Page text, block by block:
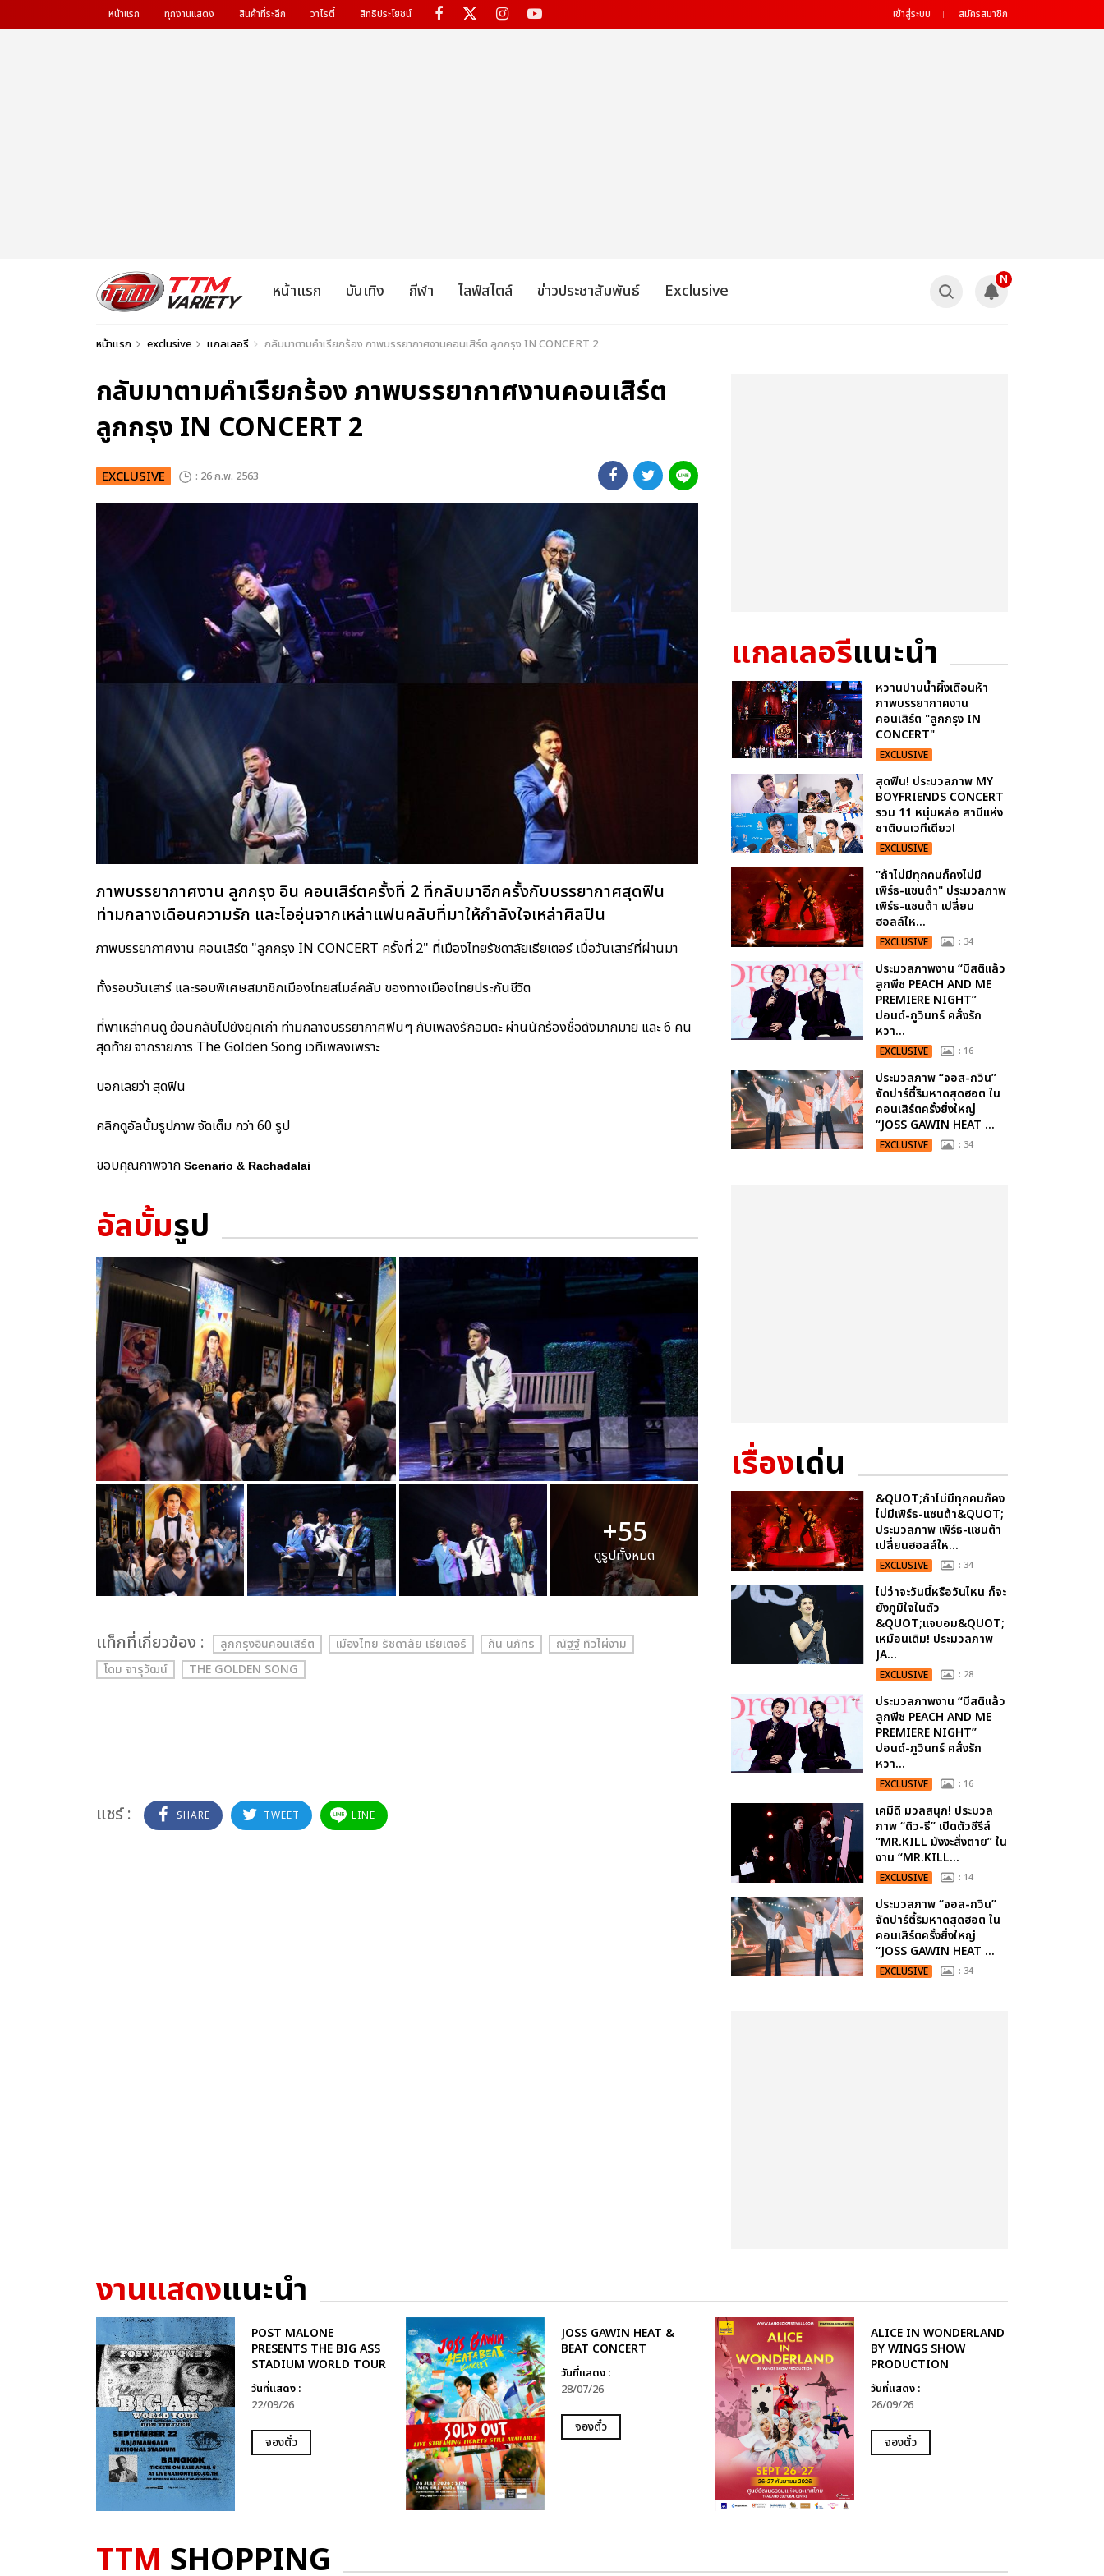
หน้าแรก ทุกงานแสดง สินค้าที่ระลึก วาไรตี้ สิทธิประโยชน์ เข้าสู่ระบบ สมัครสมาชิก
หน้าแรก บันเทิง กีฬา ไลฟ์สไตล์ ข่าวประชาสัมพันธ์ Exclusive
N
หน้าแรก exclusive แกลเลอรี กลับมาตามคำเรียกร้อง ภาพบรรยากาศงานคอนเสิร์ต ลูกกรุง IN CONCERT 2
กลับมาตามคำเรียกร้อง ภาพบรรยากาศงานคอนเสิร์ต
ลูกกรุง IN CONCERT 2
EXCLUSIVE : 26 ก.พ. 2563
ภาพบรรยากาศงาน ลูกกรุง อิน คอนเสิร์ตครั้งที่ 2 ที่กลับมาอีกครั้งกับบรรยากาศสุดฟิน
ท่ามกลางเดือนความรัก และไออุ่นจากเหล่าแฟนคลับที่มาให้กำลังใจเหล่าศิลปิน
ภาพบรรยากาศงาน คอนเสิร์ต "ลูกกรุง IN CONCERT ครั้งที่ 2" ที่เมืองไทยรัชดาลัยเธียเตอร์ เมื่อวันเสาร์ที่ผ่านมา
ทั้งรอบวันเสาร์ และรอบพิเศษสมาชิกเมืองไทยสไมล์คลับ ของทางเมืองไทยประกันชีวิต
ที่พาเหล่าคนดู ย้อนกลับไปยังยุคเก่า ท่ามกลางบรรยากาศฟินๆ กับเพลงรักอมตะ ผ่านนักร้องชื่อดังมากมาย และ 6 คน
สุดท้าย จากรายการ The Golden Song เวทีเพลงเพราะ
บอกเลยว่า สุดฟิน
คลิกดูอัลบั้มรูปภาพ จัดเต็ม กว่า 60 รูป
ขอบคุณภาพจาก Scenario & Rachadalai
อัลบั้มรูป
+55
ดูรูปทั้งหมด
เเท็กที่เกี่ยวข้อง : ลูกกรุงอินคอนเสิร์ต เมืองไทย รัชดาลัย เธียเตอร์ กัน นภัทร
ณัฐฐ์ ทิวไผ่งาม
โดม จารุวัฒน์
THE GOLDEN SONG
แชร์ : SHARE TWEET LINE
แกลเลอรีแนะนำ
หวานปานน้ำผึ้งเดือนห้า
ภาพบรรยากาศงาน
คอนเสิร์ต "ลูกกรุง IN
CONCERT"
EXCLUSIVE
สุดฟิน! ประมวลภาพ MY
BOYFRIENDS CONCERT
รวม 11 หนุ่มหล่อ สามีแห่ง
ชาติบนเวทีเดียว!
EXCLUSIVE
"ถ้าไม่มีทุกคนก็คงไม่มี
เพิร์ธ-แซนต้า" ประมวลภาพ
เพิร์ธ-แซนต้า เปลี่ยน
ฮอลล์ให...
EXCLUSIVE : 34
ประมวลภาพงาน “มีสติแล้ว
ลูกพีช PEACH AND ME
PREMIERE NIGHT”
ปอนด์-ภูวินทร์ คลั่งรัก
หวา...
EXCLUSIVE : 16
ประมวลภาพ “จอส-กวิน”
จัดปาร์ตี้ริมหาดสุดฮอต ใน
คอนเสิร์ตครั้งยิ่งใหญ่
“JOSS GAWIN HEAT ...
EXCLUSIVE : 34
เรื่องเด่น
&QUOT;ถ้าไม่มีทุกคนก็คง
ไม่มีเพิร์ธ-แซนต้า&QUOT;
ประมวลภาพ เพิร์ธ-แซนต้า
เปลี่ยนฮอลล์ให...
EXCLUSIVE : 34
ไม่ว่าจะวันนี้หรือวันไหน ก็จะ
ยังภูมิใจในตัว
&QUOT;แจบอม&QUOT;
เหมือนเดิม! ประมวลภาพ
JA...
EXCLUSIVE : 28
ประมวลภาพงาน “มีสติแล้ว
ลูกพีช PEACH AND ME
PREMIERE NIGHT”
ปอนด์-ภูวินทร์ คลั่งรัก
หวา...
EXCLUSIVE : 16
เคมีดี มวลสนุก! ประมวล
ภาพ “ดิว-ธี” เปิดตัวซีรีส์
“MR.KILL มังงะสั่งตาย” ใน
งาน “MR.KILL...
EXCLUSIVE : 14
ประมวลภาพ “จอส-กวิน”
จัดปาร์ตี้ริมหาดสุดฮอต ใน
คอนเสิร์ตครั้งยิ่งใหญ่
“JOSS GAWIN HEAT ...
EXCLUSIVE : 34
งานแสดงแนะนำ
POST MALONE
PRESENTS THE BIG ASS
STADIUM WORLD TOUR
วันที่แสดง :
22/09/26
จองตั๋ว
JOSS GAWIN HEAT &
BEAT CONCERT
วันที่แสดง :
28/07/26
จองตั๋ว
ALICE IN WONDERLAND
BY WINGS SHOW
PRODUCTION
วันที่แสดง :
26/09/26
จองตั๋ว
TTM SHOPPING